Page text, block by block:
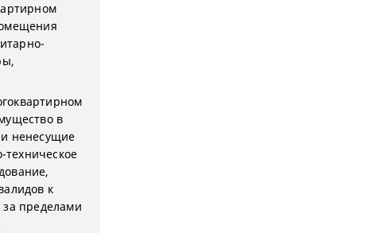
в
ненесущие
техническое
к
пределами